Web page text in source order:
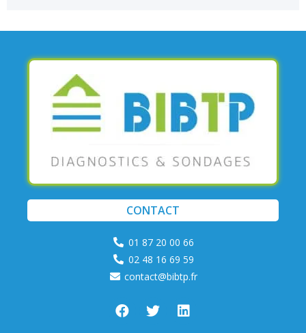
01 87 20 00 66
02 48 16 69 59